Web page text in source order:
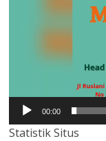
00:00
Statistik Situs